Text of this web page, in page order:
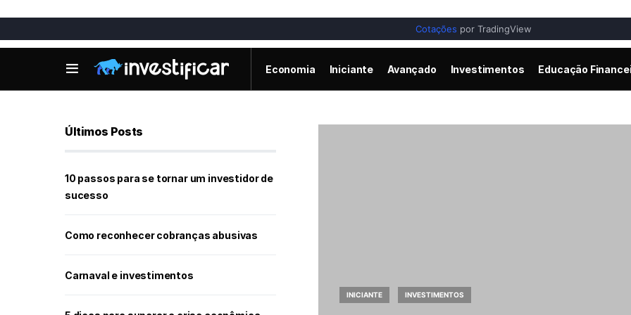
Cotações por TradingView
Economia Iniciante Avançado Investimentos Educação
INICIANTE INVESTIMENTOS
Últimos Posts
10 passos para se tornar um investidor de
sucesso
Como reconhecer cobranças abusivas
Carnaval e investimentos